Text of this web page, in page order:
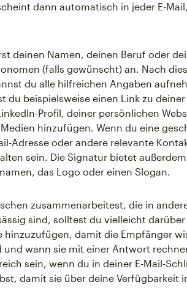
dann automatisch in jeder E-
deinen Namen, deinen Beruf oder
(falls gewünscht) an. Nach
du alle hilfreichen Angaben
du beispielsweise einen Link zu deiner
Profil, deiner persönlichen
hinzufügen. Wenn du eine
Adresse oder andere relevante
sein. Die Signatur bietet
das Logo oder einen Slogan.
zusammenarbeitest, die in
sind, solltest du vielleicht darüber
hinzuzufügen, damit die Empfänger
wann sie mit einer Antwort
sein, wenn du in deiner E-Mail-
damit sie über deine Verfügbarkeit